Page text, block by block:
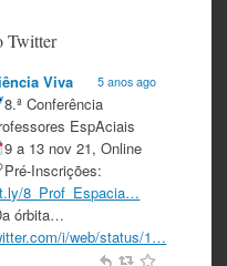
Twitter
Viva 5 anos ago
8.ª Conferência
EspAciais
9 a 13 nov 21, Online
Pré-Inscrições:
8_Prof_Espacia…
órbita…
i/web/status/1…